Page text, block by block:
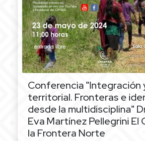
Conferencia "Integración
territorial. Fronteras e
desde la multidisciplina"
Eva Martínez Pellegrini El
la Frontera Norte